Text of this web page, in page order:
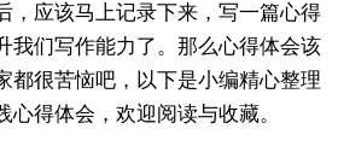
，应该马上记录下来，写一篇心得
我们写作能力了。那么心得体会该
都很苦恼吧，以下是小编精心整理
心得体会，欢迎阅读与收藏。